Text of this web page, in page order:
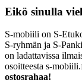
Eikö sinulla
S-mobiili on S-
S-ryhmän ja S-
on ladattavissa
osoitteesta s-
ostosrahaa!